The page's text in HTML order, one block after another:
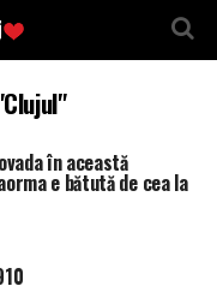
în această
e bătută de cea la